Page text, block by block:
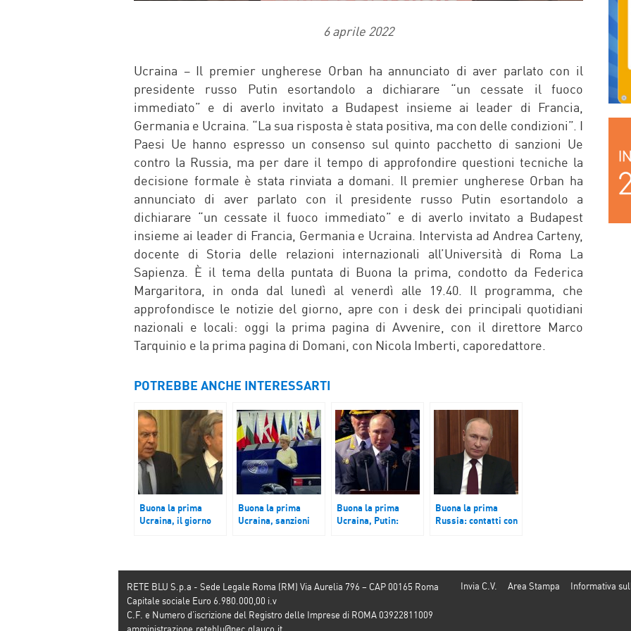
6 aprile 2022
Ucraina – Il premier ungherese Orban ha annunciato di aver parlato con il
presidente russo Putin esortandolo a dichiarare “un cessate il fuoco
immediato” e di averlo invitato a Budapest insieme ai leader di Francia,
Germania e Ucraina. “La sua risposta è stata positiva, ma con delle condizioni”. I
Paesi Ue hanno espresso un consenso sul quinto pacchetto di sanzioni Ue
contro la Russia, ma per dare il tempo di approfondire questioni tecniche la
decisione formale è stata rinviata a domani. Il premier ungherese Orban ha
annunciato di aver parlato con il presidente russo Putin esortandolo a
dichiarare “un cessate il fuoco immediato” e di averlo invitato a Budapest
insieme ai leader di Francia, Germania e Ucraina. Intervista ad Andrea Carteny,
docente di Storia delle relazioni internazionali all’Università di Roma La
Sapienza. È il tema della puntata di Buona la prima, condotto da Federica
Margaritora, in onda dal lunedì al venerdì alle 19.40. Il programma, che
approfondisce le notizie del giorno, apre con i desk dei principali quotidiani
nazionali e locali: oggi la prima pagina di Avvenire, con il direttore Marco
Tarquinio e la prima pagina di Domani, con Nicola Imberti, caporedattore.
POTREBBE ANCHE INTERESSARTI
Buona la prima
Ucraina, il giorno
Buona la prima
Ucraina, sanzioni
Buona la prima
Ucraina, Putin:
Buona la prima
Russia: contatti con
Invia C.V. Area Stampa Informativa
RETE BLU S.p.a - Sede Legale Roma (RM) Via Aurelia 796 – CAP 00165 Roma
Capitale sociale Euro 6.980.000,00 i.v
C.F. e Numero d’iscrizione del Registro delle Imprese di ROMA 03922811009
amministrazione.reteblu@pec.glauco.it